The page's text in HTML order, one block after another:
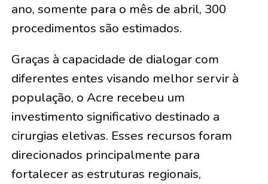
ano, somente para o mês de abril, 300
procedimentos são estimados.
Graças à capacidade de dialogar com
diferentes entes visando melhor servir à
população, o Acre recebeu um
investimento significativo destinado a
cirurgias eletivas. Esses recursos foram
direcionados principalmente para
fortalecer as estruturas regionais,